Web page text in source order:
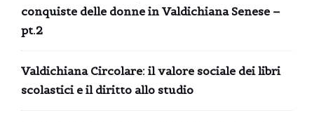
conquiste delle donne in Valdichiana Senese –
pt.2
Valdichiana Circolare: il valore sociale dei libri
scolastici e il diritto allo studio